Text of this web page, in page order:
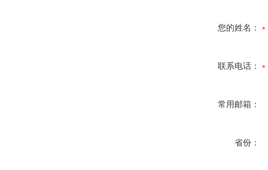
您的姓名：
联系电话：
常用邮箱：
省份：